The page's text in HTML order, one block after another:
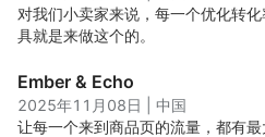
对我们小卖家来说，每一个优化转
具就是来做这个的。
Ember & Echo
2025年11月08日
中国
让每一个来到商品页的流量，都有最